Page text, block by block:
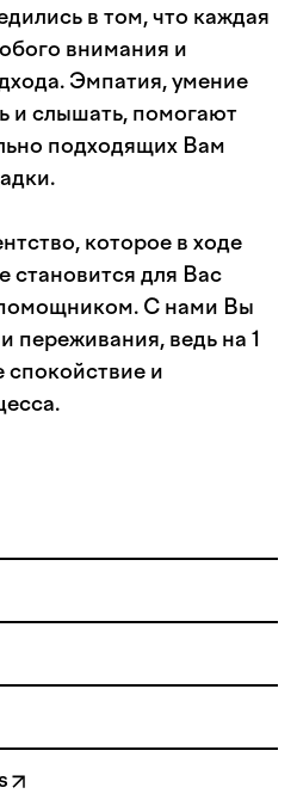
в том, что каждая
внимания и
Эмпатия, умение
и слышать, помогают
подходящих Вам
которое в ходе
становится для Вас
С нами Вы
переживания, ведь на 1
спокойствие и